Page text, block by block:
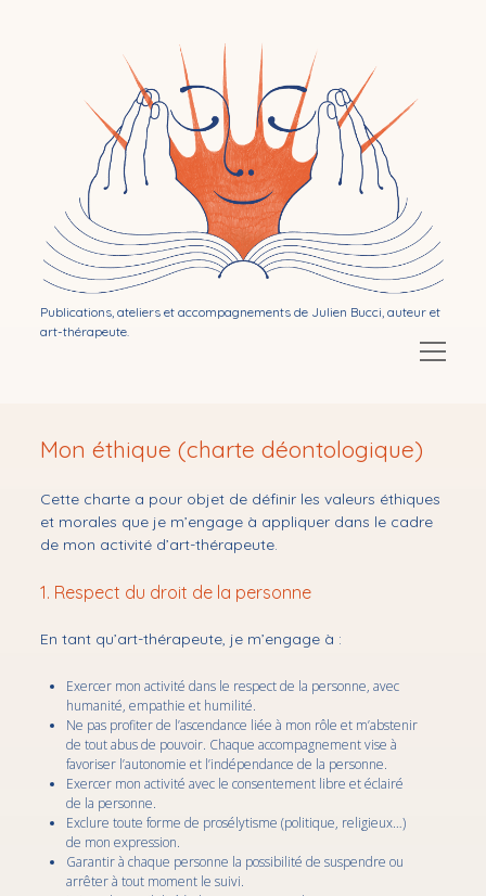
Bibliothérapie
Publications, ateliers et accompagnements de Julien Bucci, auteur et
art-thérapeute.
Ouvrir
le
menu
Publications
Ouvrir
le
menu
Ateliers & résidences
Ouvrir
le
le
menu
Qui suis-je ?
Mes formations
Mes références
Mon éthique
L’art-thérapie ? La bibliothérapie ?
Pourquoi solliciter un art-thérapeute ?
Mes articles sur la bibliothérapie
Mes accompagnements & prestations
Mon éthique (charte déontologique)
Cette charte a pour objet de définir les valeurs éthiques
et morales que je m’engage à appliquer dans le cadre
de mon activité d’art-thérapeute.
1. Respect du droit de la personne
En tant qu’art-thérapeute, je m’engage à :
Exercer mon activité dans le respect de la personne, avec
humanité, empathie et humilité.
Ne pas profiter de l’ascendance liée à mon rôle et m’abstenir
de tout abus de pouvoir. Chaque accompagnement vise à
favoriser l’autonomie et l’indépendance de la personne.
Exercer mon activité avec le consentement libre et éclairé
de la personne.
Exclure toute forme de prosélytisme (politique, religieux…)
de mon expression.
Garantir à chaque personne la possibilité de suspendre ou
arrêter à tout moment le suivi.